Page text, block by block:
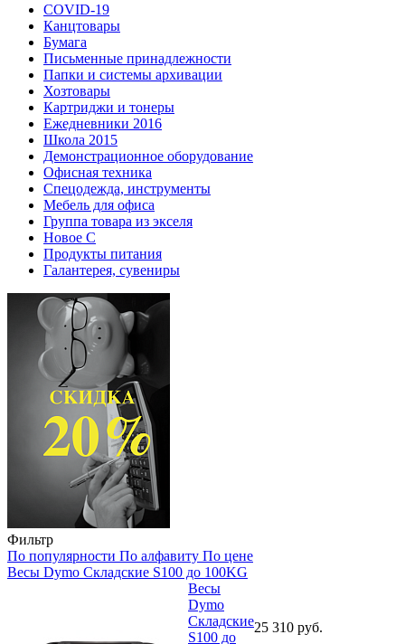
COVID-19
Канцтовары
Бумага
Письменные принадлежности
Папки и системы архивации
Хозтовары
Картриджи и тонеры
Ежедневники 2016
Школа 2015
Демонстрационное оборудование
Офисная техника
Спецодежда, инструменты
Мебель для офиса
Группа товара из экселя
Новое С
Продукты питания
Галантерея, сувениры
Фильтр
По популярности По алфавиту По цене
Весы Dymo Складские S100 до 100KG
Весы
Dymo
Складские
S100 до
25 310 руб.